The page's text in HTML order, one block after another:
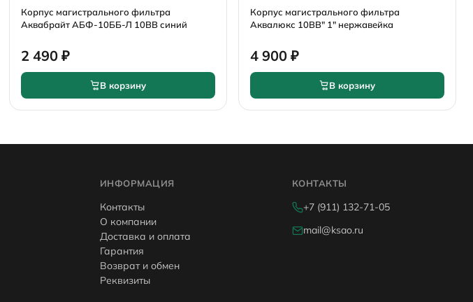
Корпус магистрального фильтра
Аквабрайт АБФ-10ББ-Л 10BB синий
2 490 ₽
В корзину
Корпус магистрального фильтра
Аквалюкс 10BB" 1" нержавейка
4 900 ₽
В корзину
ИНФОРМАЦИЯ
Контакты
О компании
Доставка и оплата
Гарантия
Возврат и обмен
Реквизиты
КОНТАКТЫ
+7 (911) 132-71-05
mail@ksao.ru